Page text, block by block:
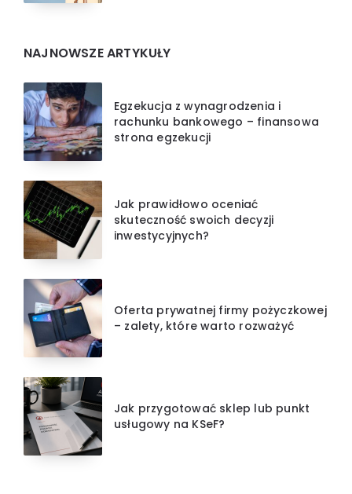
NAJNOWSZE ARTYKUŁY
Egzekucja z wynagrodzenia i
rachunku bankowego – finansowa
strona egzekucji
Jak prawidłowo oceniać
skuteczność swoich decyzji
inwestycyjnych?
Oferta prywatnej firmy pożyczkowej
– zalety, które warto rozważyć
Jak przygotować sklep lub punkt
usługowy na KSeF?